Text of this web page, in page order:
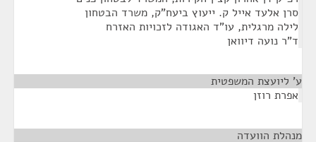
סרן אלעד אייל ק. ייעוץ ביעח"ק, משרד הבטחון
לילה מרגלית, עו"ד האגודה לזכויות האזרח
ד"ר נועה דיוואן
ע' ליועצת המשפטית
אפרת רוזן
מנהלת הוועדה